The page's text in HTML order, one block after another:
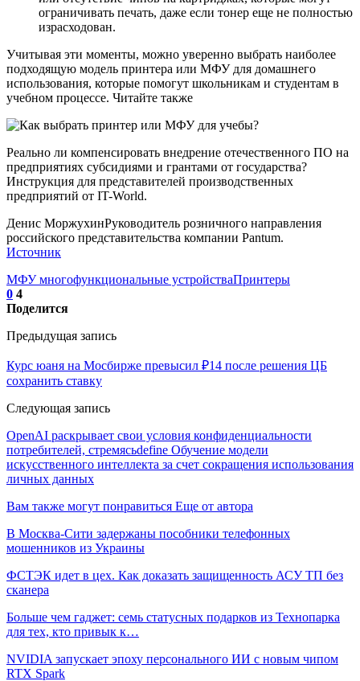
ограничивать печать, даже если тонер еще не полностью
израсходован.
Учитывая эти моменты, можно уверенно выбрать наиболее
подходящую модель принтера или МФУ для домашнего
использования, которые помогут школьникам и студентам в
учебном процессе. Читайте также
Реально ли компенсировать внедрение отечественного ПО на
предприятиях субсидиями и грантами от государства?
Инструкция для представителей производственных
предприятий от IT-World.
Денис МоржухинРуководитель розничного направления
российского представительства компании Pantum.
Источник
МФУ многофункциональные устройстваПринтеры
0 4
Поделится
Предыдущая запись
Курс юаня на Мосбирже превысил ₽14 после решения ЦБ
сохранить ставку
Следующая запись
OpenAI раскрывает свои условия конфиденциальности
потребителей, стремясьdefine Обучение модели
искусственного интеллекта за счет сокращения использования
личных данных
Вам также могут понравиться Еще от автора
В Москва-Сити задержаны пособники телефонных
мошенников из Украины
ФСТЭК идет в цех. Как доказать защищенность АСУ ТП без
сканера
Больше чем гаджет: семь статусных подарков из Технопарка
для тех, кто привык к…
NVIDIA запускает эпоху персонального ИИ с новым чипом
RTX Spark